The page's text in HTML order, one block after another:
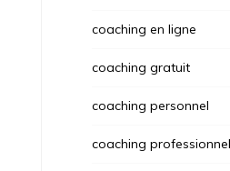
coaching en ligne
coaching gratuit
coaching personnel
coaching professionnel